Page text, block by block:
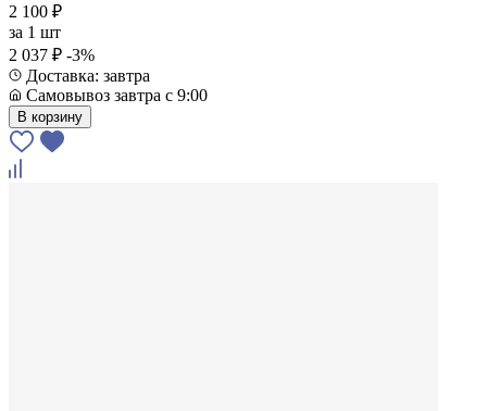
2 100 ₽
за 1 шт
2 037 ₽ -3%
Доставка: завтра
Самовывоз завтра с 9:00
В корзину